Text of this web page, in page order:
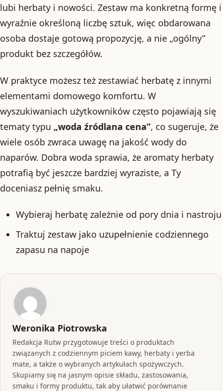
lubi herbaty i nowości. Zestaw ma konkretną formę i
wyraźnie określoną liczbę sztuk, więc obdarowana
osoba dostaje gotową propozycję, a nie „ogólny”
produkt bez szczegółów.
W praktyce możesz też zestawiać herbatę z innymi
elementami domowego komfortu. W
wyszukiwaniach użytkowników często pojawiają się
tematy typu „woda źródlana cena”, co sugeruje, że
wiele osób zwraca uwagę na jakość wody do
naparów. Dobra woda sprawia, że aromaty herbaty
potrafią być jeszcze bardziej wyraziste, a Ty
doceniasz pełnię smaku.
Wybieraj herbatę zależnie od pory dnia i nastroju
Traktuj zestaw jako uzupełnienie codziennego
zapasu na napoje
Weronika Piotrowska
Redakcja Rutw przygotowuje treści o produktach
związanych z codziennym piciem kawy, herbaty i yerba
mate, a także o wybranych artykułach spożywczych.
Skupiamy się na jasnym opisie składu, zastosowania,
smaku i formy produktu, tak aby ułatwić porównanie